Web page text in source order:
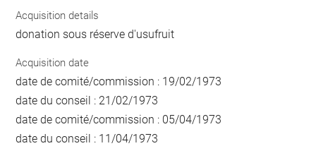
Acquisition details
donation sous réserve d'usufruit
Acquisition date
date de comité/commission : 19/02/1973
date du conseil : 21/02/1973
date de comité/commission : 05/04/1973
date du conseil : 11/04/1973